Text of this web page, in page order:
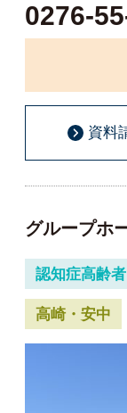
0276-
資料
グループホ
認知症高齢
高崎・安中